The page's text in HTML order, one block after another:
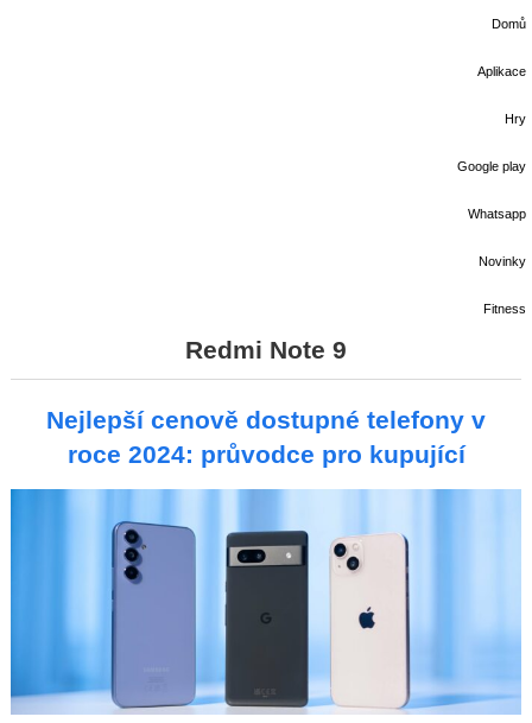
Domů
Aplikace
Hry
Google play
Whatsapp
Novinky
Fitness
Redmi Note 9
Nejlepší cenově dostupné telefony v
roce 2024: průvodce pro kupující